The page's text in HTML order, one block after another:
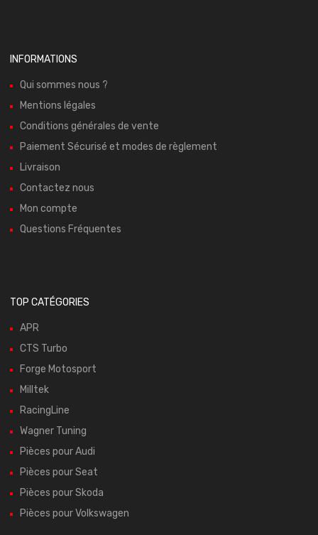
INFORMATIONS
Qui sommes nous ?
Mentions légales
Conditions générales de vente
Paiement Sécurisé et modes de règlement
Livraison
Contactez nous
Mon compte
Questions Fréquentes
TOP CATÉGORIES
APR
CTS Turbo
Forge Motosport
Milltek
RacingLine
Wagner Tuning
Pièces pour Audi
Pièces pour Seat
Pièces pour Skoda
Pièces pour Volkswagen